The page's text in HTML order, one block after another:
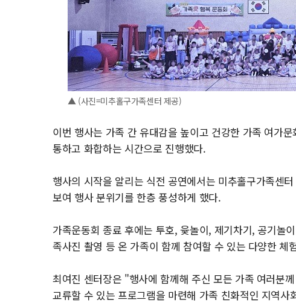
▲ (사진=미추홀구가족센터 제공)
이번 행사는 가족 간 유대감을 높이고 건강한 가족 여가
통하고 화합하는 시간으로 진행했다.
행사의 시작을 알리는 식전 공연에서는 미추홀구가족센
보여 행사 분위기를 한층 풍성하게 했다.
가족운동회 종료 후에는 투호, 윷놀이, 제기차기, 공기놀
족사진 촬영 등 온 가족이 함께 참여할 수 있는 다양한 체
최여진 센터장은 "행사에 함께해 주신 모든 가족 여러분
교류할 수 있는 프로그램을 마련해 가족 친화적인 지역